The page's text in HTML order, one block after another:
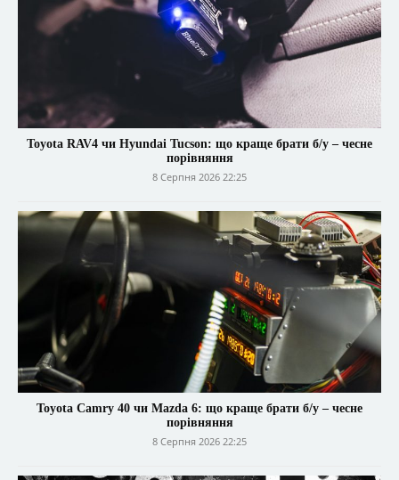
Toyota RAV4 чи Hyundai Tucson: що краще брати б/у – чесне
порівняння
8 Серпня 2026 22:25
Toyota Camry 40 чи Mazda 6: що краще брати б/у – чесне
порівняння
8 Серпня 2026 22:25